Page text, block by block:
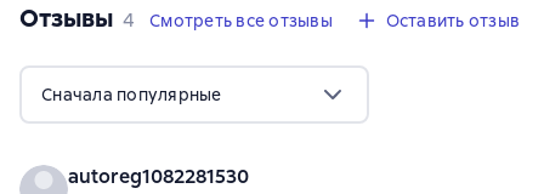
Отзывы 4 отзыва
4 Смотреть все отзывы Оставить отзыв
Сначала популярные
autoreg1082281530